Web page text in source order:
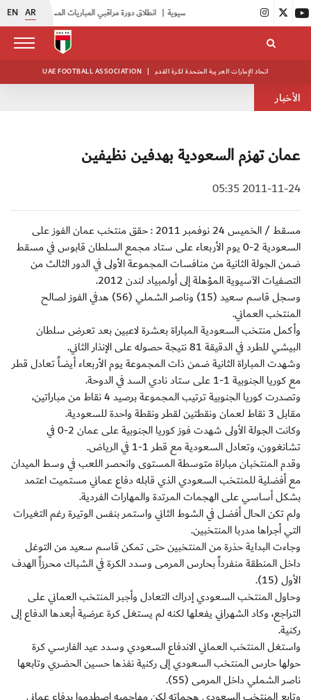
EN AR
15 فريقاً في بطولة النخبة لحرس الرئاسة | انطلاق دورة مراقبي المباريات المستجدين |
UAE FOOTBALL ASSOCIATION | اتحاد الإمارات العربية المتحدة لكرة القدم
الأخبار
عمان تهزم السعودية بهدفين نظيفين
2011-11-24 05:35
مسقط / الخميس 24 نوفمبر 2011 : حقق منتخب عمان الفوز على
السعودية 2-0 يوم الأربعاء على ستاد مجمع السلطان قابوس في مسقط
ضمن الجولة الثانية من منافسات المجموعة الأولى في الدور الثالث من
التصفيات الآسيوية المؤهلة إلى أولمبياد لندن 2012.
وسجل قاسم سعيد (15) وناصر الشملي (56) هدفي الفوز لصالح
المنتخب العماني.
وأكمل منتخب السعودية المباراة بعشرة لاعبين بعد تعرض سلطان
البيشي للطرد في الدقيقة 81 نتيجة حصوله على الإنذار الثاني.
وشهدت المباراة الثانية ضمن ذات المجموعة يوم الأربعاء أيضاً تعادل قطر
مع كوريا الجنوبية 1-1 على ستاد نادي السد في الدوحة.
وتصدرت كوريا الجنوبية ترتيب المجموعة برصيد 4 نقاط من مباراتين،
مقابل 3 نقاط لعمان ونقطتين لقطر ونقطة واحدة للسعودية.
وكانت الجولة الأولى شهدت فوز كوريا الجنوبية على عمان 2-0 في
تشانغوون، وتعادل السعودية مع قطر 1-1 في الرياض.
وقدم المنتخبان مباراة متوسطة المستوى وانحصر اللعب في وسط الميدان
مع أفضلية للمنتخب السعودي الذي قابله دفاع عماني مستميت اعتمد
بشكل أساسي على الهجمات المرتدة والمهارات الفردية.
ولم تكن الحال أفضل في الشوط الثاني واستمر بنفس الوتيرة رغم التغيرات
التي أجراها مدربا المنتخبين.
وجاءت البداية حذرة من المنتخبين حتى تمكن قاسم سعيد من التوغل
داخل المنطقة منفرداً بحارس المرمى وسدد الكرة في الشباك محرزاً الهدف
الأول (15).
وحاول المنتخب السعودي إدراك التعادل وأجبر المنتخب العماني على
التراجع، وكاد الشهراني يفعلها لكنه لم يستغل كرة عرضية أبعدها الدفاع إلى
ركنية.
واستغل المنتخب العماني الاندفاع السعودي وسدد عيد الفارسي كرة
حولها حارس المنتخب السعودي إلى ركنية نفذها حسين الحضري وتابعها
ناصر الشملي داخل المرمى (55).